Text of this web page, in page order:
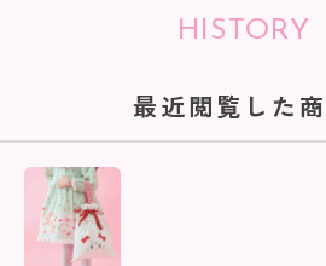
HISTORY
最近閲覧した